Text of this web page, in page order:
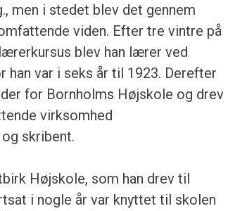
men i stedet blev det gennem
viden. Efter tre vintre på
blev han lærer ved
han var i seks år til 1923. Derefter
for Bornholms Højskole og drev
virksomhed
skribent.
Højskole, som han drev til
i nogle år var knyttet til skolen